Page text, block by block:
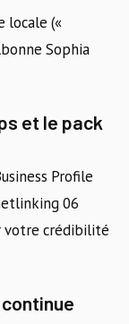
locale («
Sophia
et le pack
Profile
06
votre crédibilité